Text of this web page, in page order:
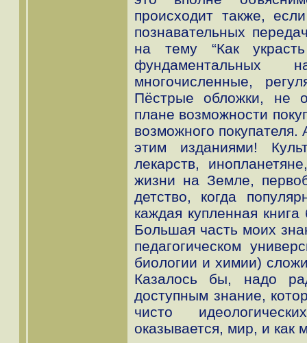
происходит также,
познавательных
на тему “Как
фундаментальных
многочисленные,
Пёстрые обложки, не
плане возможности
возможного
этим изданиями!
лекарств,
жизни на Земле,
детство, когда
каждая купленная
Большая часть моих
педагогическом
биологии и химии)
Казалось бы, надо
доступным знание,
чисто
оказывается, мир, и как